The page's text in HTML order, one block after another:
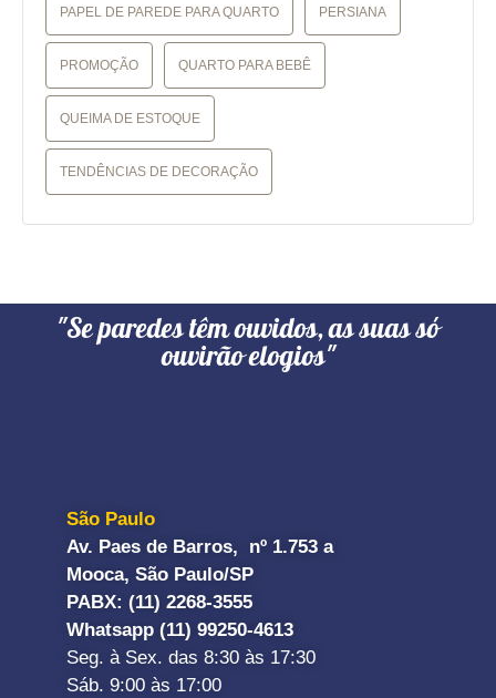
PAPEL DE PAREDE PARA QUARTO PERSIANA
PROMOÇÃO QUARTO PARA BEBÊ
QUEIMA DE ESTOQUE
TENDÊNCIAS DE DECORAÇÃO
"Se paredes têm ouvidos, as suas só
ouvirão elogios"
São Paulo
Av. Paes de Barros, nº 1.753 a
Mooca, São Paulo/SP
PABX: (11) 2268-3555
Whatsapp (11) 99250-4613
Seg. à Sex. das 8:30 às 17:30
Sáb. 9:00 às 17:00